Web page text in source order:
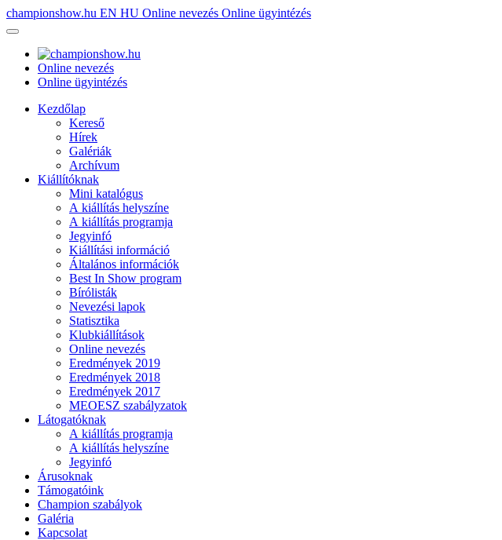
championshow.hu EN HU Online nevezés Online ügyintézés
Online nevezés
Online ügyintézés
Kezdőlap
Kereső
Hírek
Galériák
Archívum
Kiállítóknak
Mini katalógus
A kiállítás helyszíne
A kiállítás programja
Jegyinfó
Kiállítási információ
Általános információk
Best In Show program
Bírólisták
Nevezési lapok
Statisztika
Klubkiállítások
Online nevezés
Eredmények 2019
Eredmények 2018
Eredmények 2017
MEOESZ szabályzatok
Látogatóknak
A kiállítás programja
A kiállítás helyszíne
Jegyinfó
Árusoknak
Támogatóink
Champion szabályok
Galéria
Kapcsolat